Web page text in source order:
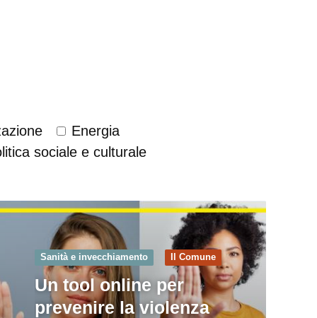
Energia
sociale e culturale
Sanità e invecchiamento Il Comune
Un tool online per
prevenire la violenza